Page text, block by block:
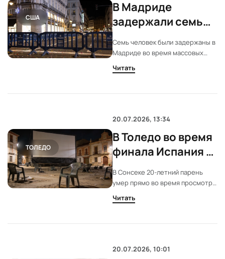
США
В Мадриде
задержали семь
человек после
победы Испании
на ЧМ
Семь человек были задержаны в
Мадриде во время массовых
гуляний после победы Испании
на чемпионате мира по футболу.
усилены.
Читать
ТОЛЕДО
20.07.2026, 13:34
В Толедо во время
финала Испания —
Аргентина
скончался
молодой зритель
В Сонсеке 20-летний парень
умер прямо во время просмотра
финального матча на городской
площади. Власти объявили
Читать
20.07.2026, 10:01